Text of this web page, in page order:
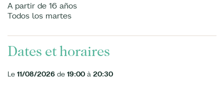
A partir de 16 años
Todos los martes
Dates et horaires
Le 11/08/2026 de 19:00 à 20:30